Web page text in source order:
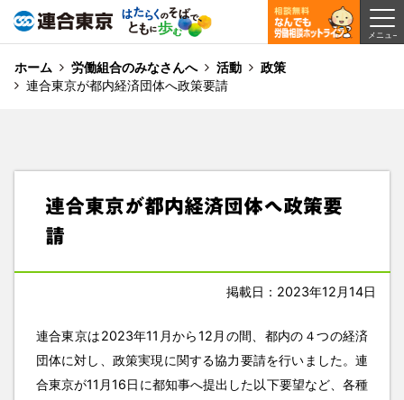
ホーム 労働組合のみなさんへ 活動
政策
連合東京が都内経済団体へ政策要請
連合東京が都内経済団体へ政策要
請
掲載日：2023年12月14日
連合東京は2023年11月から12月の間、都内の４つの経済
団体に対し、政策実現に関する協力要請を行いました。連
合東京が11月16日に都知事へ提出した以下要望など、各種